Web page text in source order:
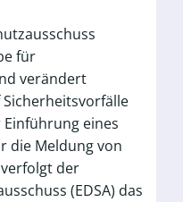
für
verändert
eines
die Meldung von
der
(EDSA) das